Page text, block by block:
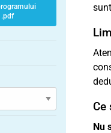
Ce
Nu
.pdf